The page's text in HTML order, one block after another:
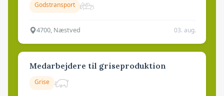
Godstransport
4700, Næstved 03. aug.
Medarbejdere til griseproduktion
Grise